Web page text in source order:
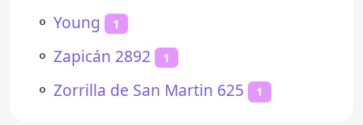
⚬ Young 1
⚬ Zapicán 2892 1
⚬ Zorrilla de San Martin 625 1